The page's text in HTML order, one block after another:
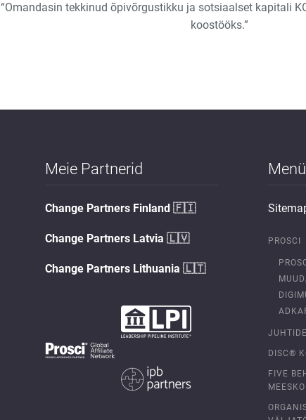
“Omandasin tekkinud õpivõrgustikku ja sotsiaalset kapitali
koostööks.”
Meie Partnerid
Change Partners Finland 🇫🇮
Change Partners Latvia 🇱🇻
Change Partners Lithuania 🇱🇹
PROSCI
DISC®
FIVE